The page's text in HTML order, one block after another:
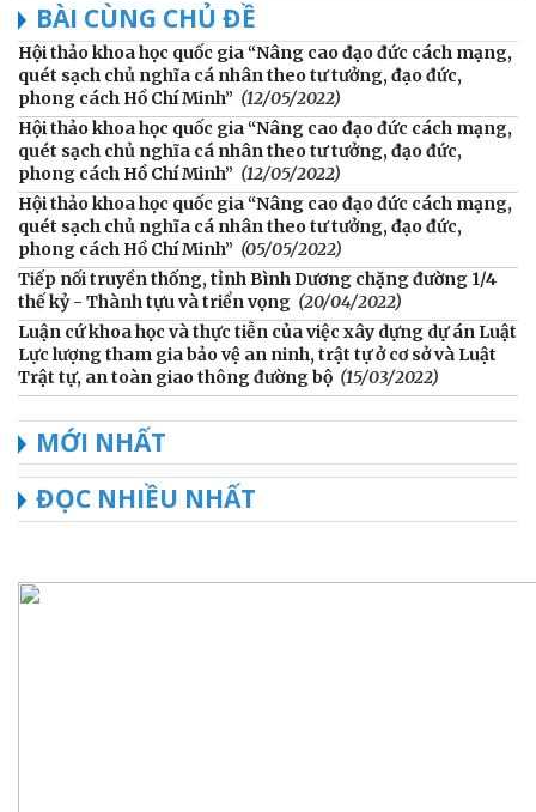
BÀI CÙNG CHỦ ĐỀ
Hội thảo khoa học quốc gia “Nâng cao đạo đức cách mạng,
quét sạch chủ nghĩa cá nhân theo tư tưởng, đạo đức,
phong cách Hồ Chí Minh” (12/05/2022)
Hội thảo khoa học quốc gia “Nâng cao đạo đức cách mạng,
quét sạch chủ nghĩa cá nhân theo tư tưởng, đạo đức,
phong cách Hồ Chí Minh” (12/05/2022)
Hội thảo khoa học quốc gia “Nâng cao đạo đức cách mạng,
quét sạch chủ nghĩa cá nhân theo tư tưởng, đạo đức,
phong cách Hồ Chí Minh” (05/05/2022)
Tiếp nối truyền thống, tỉnh Bình Dương chặng đường 1/4
thế kỷ - Thành tựu và triển vọng (20/04/2022)
Luận cứ khoa học và thực tiễn của việc xây dựng dự án Luật
Lực lượng tham gia bảo vệ an ninh, trật tự ở cơ sở và Luật
Trật tự, an toàn giao thông đường bộ (15/03/2022)
MỚI NHẤT
ĐỌC NHIỀU NHẤT